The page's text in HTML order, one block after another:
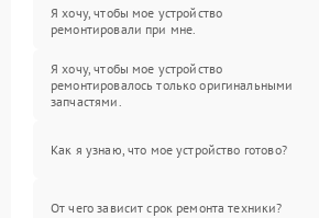
Я хочу, чтобы мое устройство
ремонтировали при мне.
Я хочу, чтобы мое устройство
ремонтировалось только оригинальными
запчастями.
Как я узнаю, что мое устройство готово?
От чего зависит срок ремонта техники?